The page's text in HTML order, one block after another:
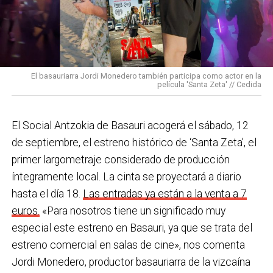
prestándoles apoyos cuando los necesiten.
En Basauri ya venimos trabajando en esa dirección
con programas de envejecimiento activo, actividades
en los centros de personas mayores e iniciativas para
combatir la brecha digital. Además, este año se ha
y, a principios del año que viene, se comenzarán a
prestar los servicios de atención diurna y viviendas
comunitarias.
En las últimas semanas la actualidad municipal ha
estado marcada por las investigaciones sobre
presuntas irregularidades urbanísticas . ¿Cómo
está afrontando el equipo de gobierno esta
situación y qué mensaje trasladarías a la
bajo una temperatura de 44ºC, equipados con todos
los Equipos de Protección Individual (EPIS) y con las
pulseras de aviso de temperatura pitando al unísono,
una acción que los sindicatos tachan de negligente y
contraria al propio plan de emergencias de la
Sin soluciones reales
Ante la falta de soluciones en las reuniones del
comité, los representantes de los trabajadores
advirtieron a la dirección con elevar los hechos a la
Inspección de Trabajo. Aunque inicialmente
percibieron un amago de cambio de actitud, la parte
social lamenta que las medidas adoptadas ante las
nuevas alertas meteorológicas han sido meramente
El basauriarra Jordi Monedero también participa como actor en la
película 'Santa Zeta' // Cedida
El Social Antzokia de Basauri acogerá el sábado, 12
de septiembre, el estreno histórico de ‘Santa Zeta’, el
primer largometraje considerado de producción
íntegramente local. La cinta se proyectará a diario
hasta el día 18. Las entradas ya están a la venta a 7
euros. «Para nosotros tiene un significado muy
especial este estreno en Basauri, ya que se trata del
estreno comercial en salas de cine», nos comenta
Jordi Monedero, productor basauriarra de la vizcaína